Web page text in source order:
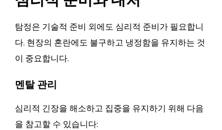
탐정은 기술적 준비 외에도 심리적 준비가 필요합니
다. 현장의 혼란에도 불구하고 냉정함을 유지하는 것
이 중요합니다.
멘탈 관리
심리적 긴장을 해소하고 집중을 유지하기 위해 다음
을 참고할 수 있습니다: